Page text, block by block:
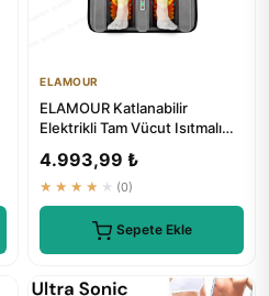
ELAMOUR
ELAMOUR Katlanabilir
Elektrikli Tam Vücut Isıtmalı
4.993,99 ₺
★★★★★ (0)
Sepete Ekle